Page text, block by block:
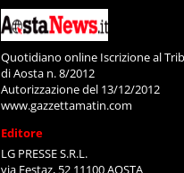
Quotidiano online Iscrizione al
di Aosta n. 8/2012
Autorizzazione del 13/12/2012
www.gazzettamatin.com
Editore
LG PRESSE S.R.L.
via Festaz, 52 11100 AOSTA